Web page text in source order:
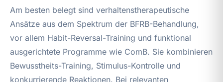
Am besten belegt sind verhaltenstherapeutische
Ansätze aus dem Spektrum der BFRB-Behandlung,
vor allem Habit-Reversal-Training und funktional
ausgerichtete Programme wie ComB. Sie kombinieren
Bewusstheits-Training, Stimulus-Kontrolle und
konkurrierende Reaktionen. Bei relevanten